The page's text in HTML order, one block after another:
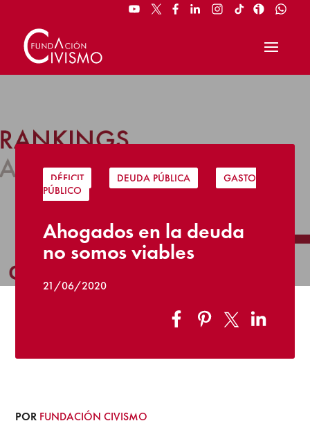
DÉFICIT DEUDA PÚBLICA
GASTO
PÚBLICO
Ahogados en la deuda
no somos viables
21/06/2020
POR FUNDACIÓN CIVISMO